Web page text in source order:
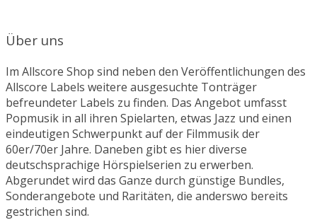
Über uns
Im Allscore Shop sind neben den Veröffentlichungen des
Allscore Labels weitere ausgesuchte Tonträger
befreundeter Labels zu finden. Das Angebot umfasst
Popmusik in all ihren Spielarten, etwas Jazz und einen
eindeutigen Schwerpunkt auf der Filmmusik der
60er/70er Jahre. Daneben gibt es hier diverse
deutschsprachige Hörspielserien zu erwerben.
Abgerundet wird das Ganze durch günstige Bundles,
Sonderangebote und Raritäten, die anderswo bereits
gestrichen sind.